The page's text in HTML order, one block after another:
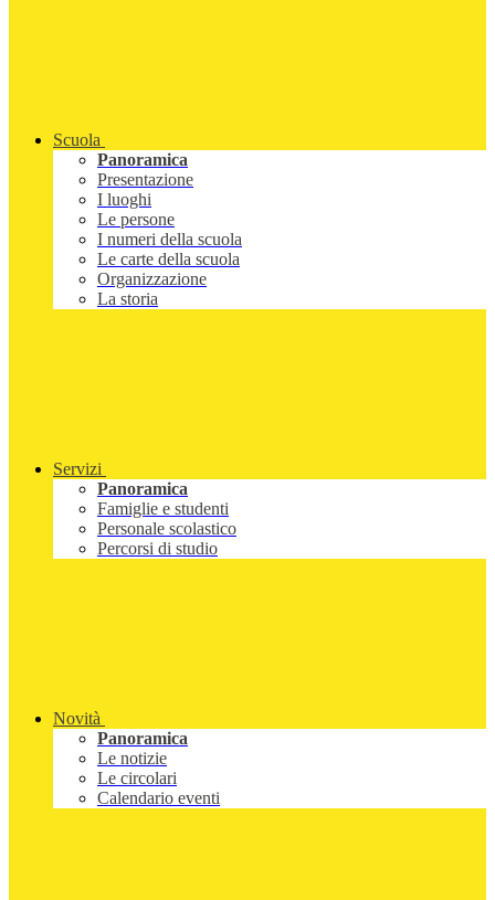
Scuola
Panoramica
Presentazione
I luoghi
Le persone
I numeri della scuola
Le carte della scuola
Organizzazione
La storia
Servizi
Panoramica
Famiglie e studenti
Personale scolastico
Percorsi di studio
Novità
Panoramica
Le notizie
Le circolari
Calendario eventi